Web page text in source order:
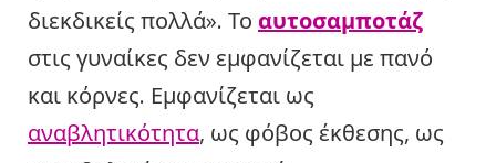
διεκδικείς πολλά». Το αυτοσαμποτάζ
στις γυναίκες δεν εμφανίζεται με πανό
και κόρνες. Εμφανίζεται ως
αναβλητικότητα, ως φόβος έκθεσης, ως